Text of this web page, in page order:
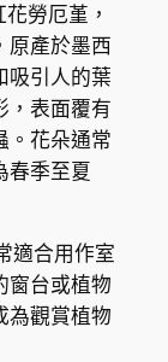
勞厄堇，
原產於墨西
吸引人的葉
，表面覆有
。花朵通常
春季至夏
適合用作室
窗台或植物
為觀賞植物